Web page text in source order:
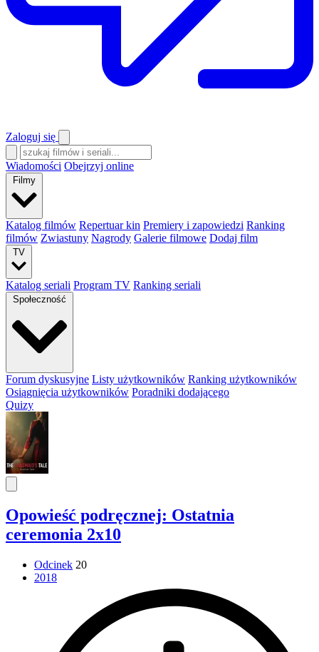
Zaloguj się
Wiadomości Obejrzyj online
Filmy
Katalog filmów Repertuar kin Premiery i zapowiedzi Ranking
filmów Zwiastuny Nagrody Galerie filmowe Dodaj film
TV
Katalog seriali Program TV Ranking seriali
Społeczność
Forum dyskusyjne Listy użytkowników Ranking użytkowników
Osiągnięcia użytkowników Poradniki dodającego
Quizy
Opowieść podręcznej: Ostatnia
ceremonia 2x10
Odcinek 20
2018